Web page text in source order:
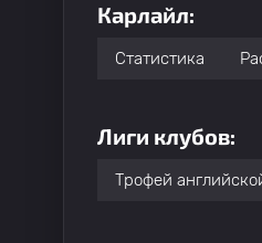
Карлайл:
Статистика
Лиги клубов:
Трофей